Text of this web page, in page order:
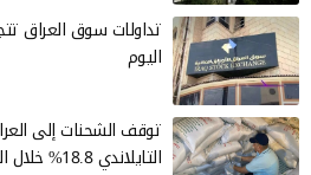
اليوم
توقف الشحنات إلى
التايلاندي 18.8% خلال النصف الأول